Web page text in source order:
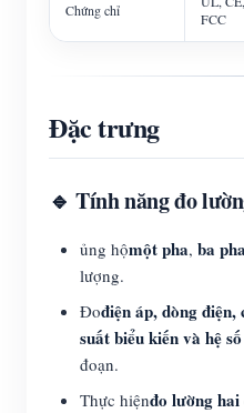
Chứng chỉ
FCC
Đặc trưng
🔹 Tính năng đo
ủng hộmột pha, ba pha
lượng.
Đođiện áp, dòng điện,
suất biểu kiến và hệ
đoạn.
Thực hiệnđo lường hai